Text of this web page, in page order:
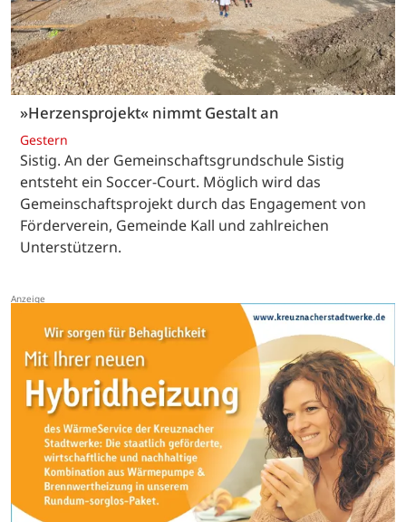
»Herzensprojekt« nimmt Gestalt an
Gestern
Sistig. An der Gemeinschaftsgrundschule Sistig
entsteht ein Soccer-Court. Möglich wird das
Gemeinschaftsprojekt durch das Engagement von
Förderverein, Gemeinde Kall und zahlreichen
Unterstützern.